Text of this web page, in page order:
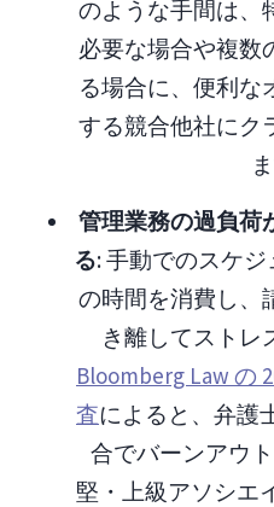
のような手間は、
必要な場合や複数
る場合に、便利な
する競合他社にク
管理業務の過負荷
る: 手動でのスケ
の時間を消費し、
き離してストレ
Bloomberg Law の
査によると、弁護
合でバーンアウ
堅・上級アソシエ